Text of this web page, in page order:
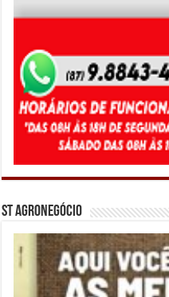
ST Agronegócio